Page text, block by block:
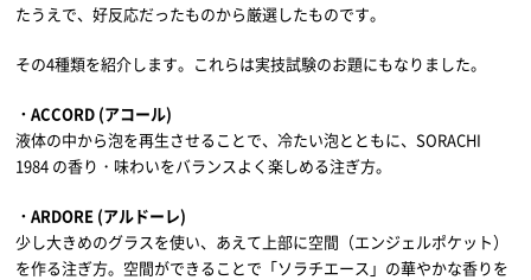
たうえで、好反応だったものから厳選したものです。
その4種類を紹介します。これらは実技試験のお題にもなりました。
・ACCORD (アコール)
液体の中から泡を再生させることで、冷たい泡とともに、SORACHI
1984 の香り・味わいをバランスよく楽しめる注ぎ方。
・ARDORE (アルドーレ)
少し大きめのグラスを使い、あえて上部に空間（エンジェルポケット）
を作る注ぎ方。空間ができることで「ソラチエース」の華やかな香りを